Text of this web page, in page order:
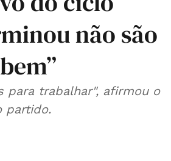
não são
para trabalhar", afirmou o
partido.